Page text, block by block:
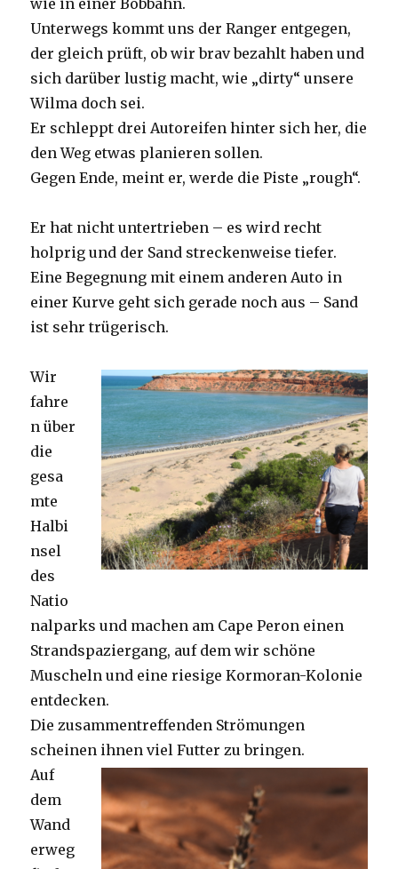
Unterwegs kommt uns der Ranger entgegen,
der gleich prüft, ob wir brav bezahlt haben und
sich darüber lustig macht, wie „dirty“ unsere
Wilma doch sei.
Er schleppt drei Autoreifen hinter sich her, die
den Weg etwas planieren sollen.
Gegen Ende, meint er, werde die Piste „rough“.
Er hat nicht untertrieben – es wird recht
holprig und der Sand streckenweise tiefer.
Eine Begegnung mit einem anderen Auto in
einer Kurve geht sich gerade noch aus – Sand
ist sehr trügerisch.
Wir
fahre
n über
die
gesa
mte
Halbi
nsel
des
Natio
nalparks und machen am Cape Peron einen
Strandspaziergang, auf dem wir schöne
Muscheln und eine riesige Kormoran-Kolonie
entdecken.
Die zusammentreffenden Strömungen
scheinen ihnen viel Futter zu bringen.
Auf
dem
Wand
erweg